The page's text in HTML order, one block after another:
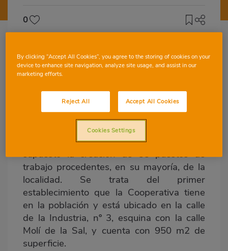
0
Es la primera tienda que la Cooperativa
inaugura en la localidad y ha supuesto la
creación de 33 puestos de trabajo
Consum abre un nuevo supermercado
ecoeficiente en Canovelles (Barcelona), el
cuarto en lo que va de año, que ha
supuesto la creación de 33 puestos de
trabajo procedentes, en su mayoría, de la
localidad. Se trata del primer
establecimiento que la Cooperativa tiene
en la población y está ubicado en la calle
de la Industria, nº 3, esquina con la calle
Molí de la Sal, y cuenta con 950 m2 de
superficie.
By clicking “Accept All Cookies”, you agree to the storing of cookies on your
device to enhance site navigation, analyze site usage, and assist in our
marketing efforts.
Reject All Accept All Cookies
Cookies Settings